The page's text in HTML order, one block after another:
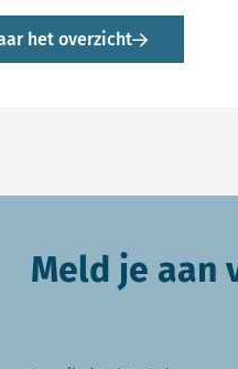
het overzicht
Meld je aan